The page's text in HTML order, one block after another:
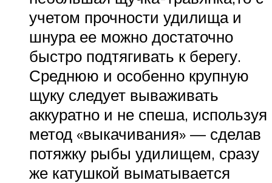
учетом прочности удилища и
шнура ее можно достаточно
быстро подтягивать к берегу.
Среднюю и особенно крупную
щуку следует вываживать
аккуратно и не спеша, используя
метод «выкачивания» — сделав
потяжку рыбы удилищем, сразу
же катушкой выматывается